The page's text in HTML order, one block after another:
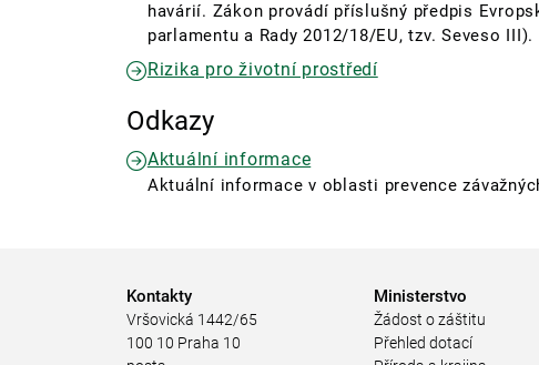
havárií. Zákon provádí příslušný předpis
parlamentu a Rady 2012/18/EU, tzv. Seveso III).
Rizika pro životní prostředí
Odkazy
Aktuální informace
Aktuální informace v oblasti prevence
Kontakty
Vršovická 1442/65
100 10 Praha 10
Ministerstvo
Žádost o záštitu
Přehled dotací